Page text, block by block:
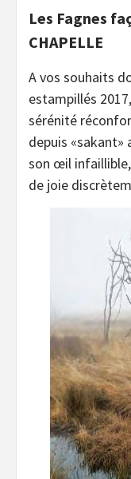
Les Fagnes
CHAPELLE
A vos souhaits
estampillés
sérénité
depuis «sakant»
son œil
de joie